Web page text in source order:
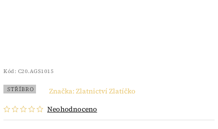
Kód: C20.AGS1015
STŘÍBRO
Neohodnoceno
Značka: Zlatnictví Zlatíčko